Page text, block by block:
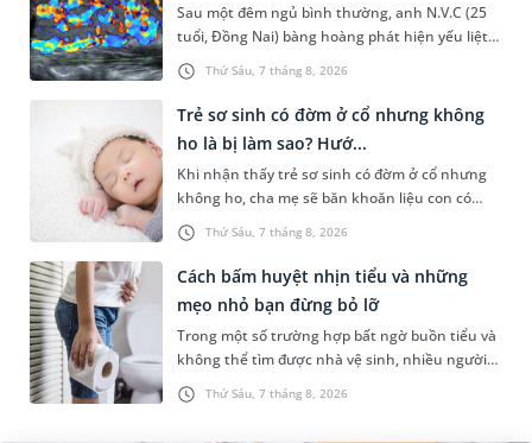
Thứ Sáu, 7 tháng 8, 2026
Sau một đêm ngủ bình thường, anh N.V.C (25
tuổi, Đồng Nai) bàng hoàng phát hiện yếu liệt 2
chân, không thể vận động đi lại được. Kết quả
thăm khám tại Phòng...
Thứ Sáu, 7 tháng 8, 2026
Trẻ sơ sinh có đờm ở cổ nhưng không
ho là bị làm sao? Hướ...
Khi nhận thấy trẻ sơ sinh có đờm ở cổ nhưng
không ho, cha mẹ sẽ băn khoăn liệu con có
đang mắc bệnh đường hô hấp hay không.
Những chia sẻ dưới đây sẽ giúp ch...
Thứ Sáu, 7 tháng 8, 2026
Cách bấm huyệt nhịn tiểu và những
mẹo nhỏ bạn đừng bỏ lỡ
Trong một số trường hợp bất ngờ buồn tiểu và
không thể tìm được nhà vệ sinh, nhiều người
đã áp dụng phương pháp bấm huyệt nhịn tiểu.
Vậy cách bấm huyệt nhịn...